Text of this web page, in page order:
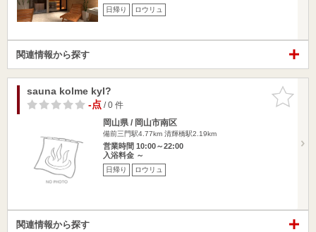
日帰り ロウリュ
関連情報から探す
お気に入
りに追加
sauna kolme kyl?
-点/ 0 件
岡山県 / 岡山市南区
備前三門駅4.77km 清輝橋駅2.19km
営業時間 10:00～22:00
入浴料金 ～
日帰り ロウリュ
関連情報から探す